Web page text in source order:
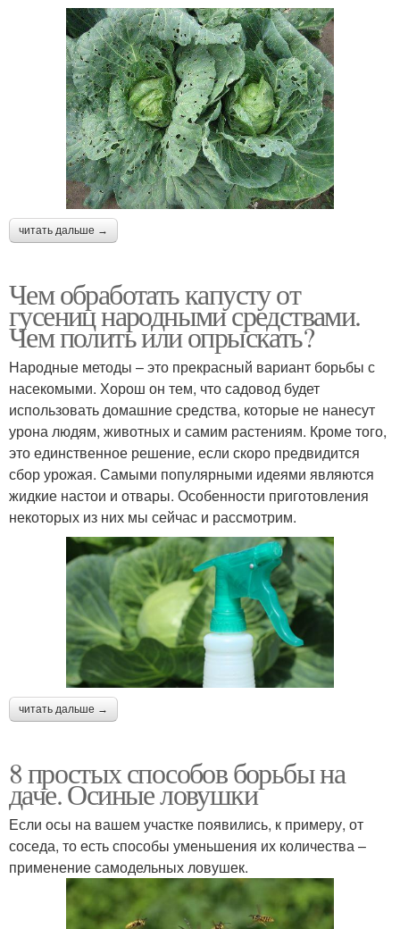
читать дальше →
Чем обработать капусту от
гусениц народными средствами.
Чем полить или опрыскать?
Народные методы – это прекрасный вариант борьбы с
насекомыми. Хорош он тем, что садовод будет
использовать домашние средства, которые не нанесут
урона людям, животных и самим растениям. Кроме того,
это единственное решение, если скоро предвидится
сбор урожая. Самыми популярными идеями являются
жидкие настои и отвары. Особенности приготовления
некоторых из них мы сейчас и рассмотрим.
читать дальше →
8 простых способов борьбы на
даче. Осиные ловушки
Если осы на вашем участке появились, к примеру, от
соседа, то есть способы уменьшения их количества –
применение самодельных ловушек.